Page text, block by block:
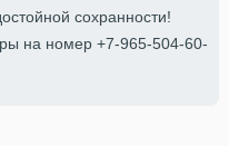
сохранности!
на номер +7-965-504-60-